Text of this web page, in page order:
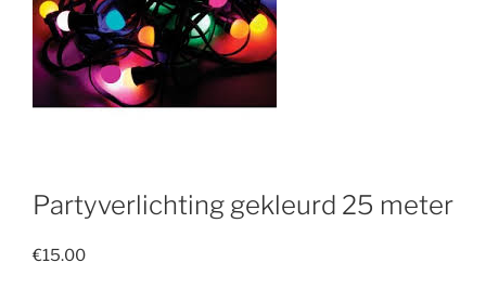
Partyverlichting gekleurd 25 meter
€15.00